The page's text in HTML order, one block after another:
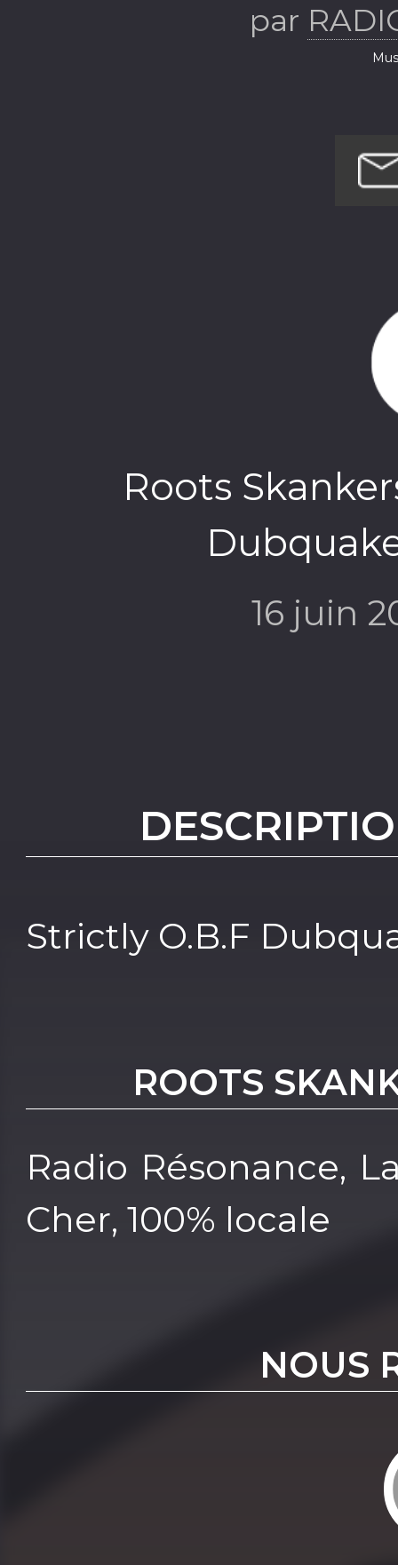
par
Roots
16 juin
Strictly O.B.F
ROOTS
Radio Résonance,
Cher, 100% locale
NOUS